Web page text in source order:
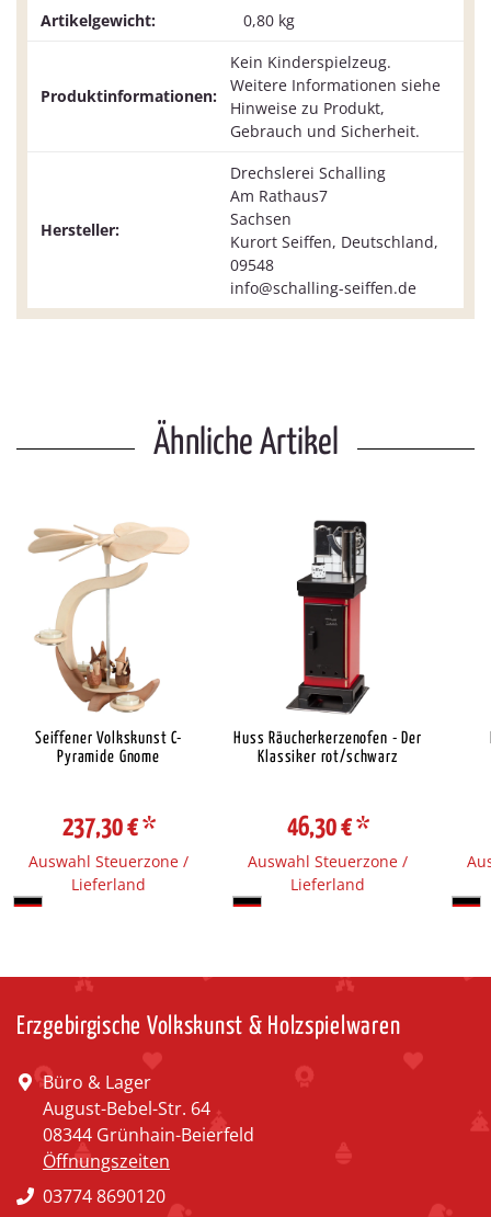
Artikelgewicht: 0,80 kg
Produktinformationen:
Kein Kinderspielzeug.
Weitere Informationen siehe
Hinweise zu Produkt,
Gebrauch und Sicherheit.
Hersteller:
Drechslerei Schalling
Am Rathaus7
Sachsen
Kurort Seiffen, Deutschland,
09548
info@schalling-seiffen.de
Ähnliche Artikel
Seiffener Volkskunst C-
Pyramide Gnome
237,30 €*
Auswahl Steuerzone /
Lieferland
Huss Räucherkerzenofen - Der
Klassiker rot/schwarz
46,30 €*
Auswahl Steuerzone /
Lieferland
Erzgebirgische Volkskunst & Holzspielwaren
Büro & Lager
August-Bebel-Str. 64
08344 Grünhain-Beierfeld
Öffnungszeiten
03774 8690120